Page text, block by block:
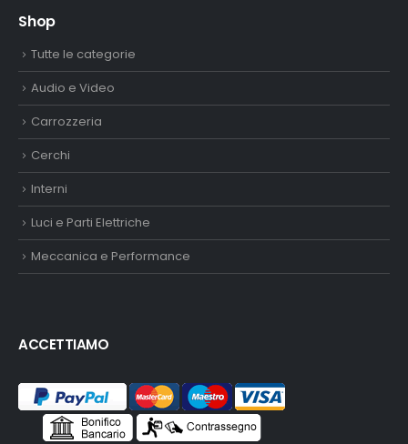
Shop
Tutte le categorie
Audio e Video
Carrozzeria
Cerchi
Interni
Luci e Parti Elettriche
Meccanica e Performance
ACCETTIAMO